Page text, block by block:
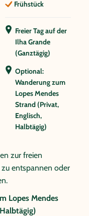
Frühstück
Freier Tag auf der
Ilha Grande
(Ganztägig)
Optional:
Wanderung zum
Lopes Mendes
Strand (Privat,
Englisch,
Halbtägig)
zur freien
entspannen oder
Lopes Mendes